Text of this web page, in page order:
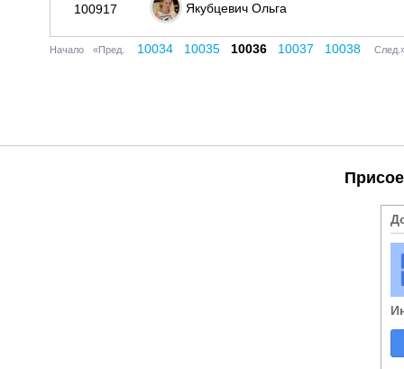
100917 Якубцевич Ольга
Начало «Пред. 10034 10035 10036 10037 10038